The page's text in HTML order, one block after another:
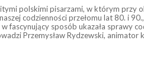
polskimi pisarzami, w którym przy
codzienności przełomu lat 80. i
fascynujący sposób ukazała sprawy
Przemysław Rydzewski, animator